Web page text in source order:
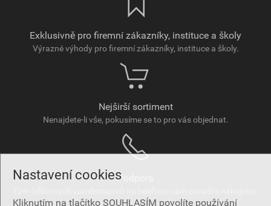
Nastavení cookies
Kliknutím na tlačítko SOUHLASÍM povolíte používání
Exklusivně pro firemní zákazníky, instituce a školy
Výrazné výhody pro firemní zákazníky, instituce a školy.
Nejširší sortiment
Nenajdete-li vše, pokusíme se to pro vás objednat.
Podpora